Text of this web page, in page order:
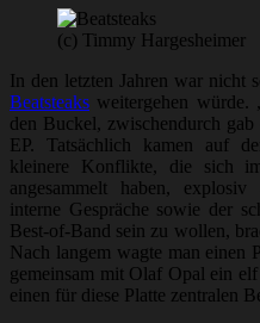
(c) Timmy Hargesheimer
In den letzten Jahren war nicht
Beatsteaks weitergehen würde.
den Buckel, zwischendurch
EP. Tatsächlich kamen auf
kleinere Konflikte, die sich
angesammelt haben,
interne Gespräche sowie der
Best-of-Band sein zu wollen,
Nach langem wagte man einen
gemeinsam mit Olaf Opal ein
einen für diese Platte zentralen